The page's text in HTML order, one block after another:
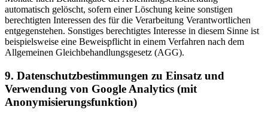
automatisch gelöscht, sofern einer Löschung keine sonstigen
berechtigten Interessen des für die Verarbeitung Verantwortlichen
entgegenstehen. Sonstiges berechtigtes Interesse in diesem Sinne ist
beispielsweise eine Beweispflicht in einem Verfahren nach dem
Allgemeinen Gleichbehandlungsgesetz (AGG).
9. Datenschutzbestimmungen zu Einsatz und
Verwendung von Google Analytics (mit
Anonymisierungsfunktion)